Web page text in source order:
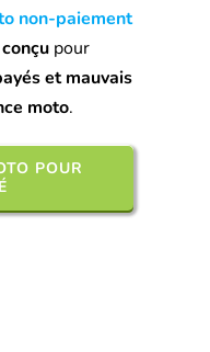
non-paiement
conçupour
et mauvais
moto.
POUR